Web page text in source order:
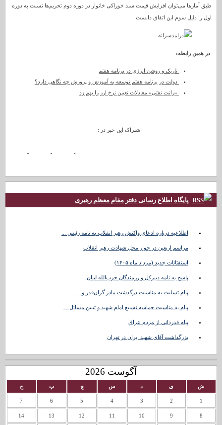
طبق آمارها می‌توان افزایش قیمت سبد خوراکی خانوار در دوره دوم تحریم‌ها نسبت به دوره
اول را دلیل سوم این اتفاق دانست.
در همین رابطه:
تاریک و روشن انرژی در برنامه هفتم
دولت در برنامه هفتم توسعه به آموزش و پرورش چه نگاهی دارد؟
«رانت نفتی» معادلات تعیین نرخ ارز را بهم زد
اشتراک این خبر در :
پایگاه اطلاع رسانی دفتر مقام معظم رهبری
اطلاعیه درباره ادعای واکنش رهبر انقلاب به نامه رئیس ...
مراسم اربعین در جوار محل شهادت رهبر انقلاب
استفتائات جدید (مرداد ماه ۱۴۰۵)
پاسخ به نامه دبیرکل و رزمندگان حزب‌الله لبنان
پیام تسلیت به مناسبت درگذشت مادر گران‌قدر و ...
پیام به مناسبت حماسه تشییع امام شهید و تبیین مسائل ...
پیام قدردانی از مردم عراق
بزرگداشت آقای شهید ایران در تهران
آگوست 2026
ش ی د س چ پ ج
1
2
3
4
5
6
7
8
9
10
11
12
13
14